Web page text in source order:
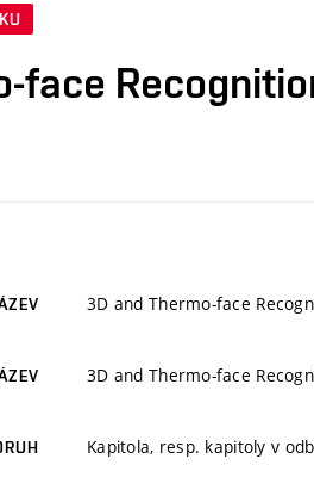
face
3D and Thermo-face
3D and Thermo-face
Kapitola, resp. kapitoly v